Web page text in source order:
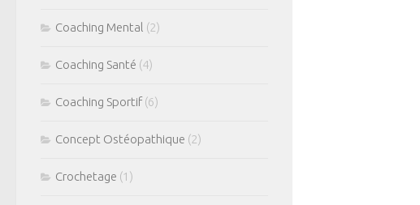
Coaching Mental (2)
Coaching Santé (4)
Coaching Sportif(6)
Concept Ostéopathique (2)
Crochetage (1)